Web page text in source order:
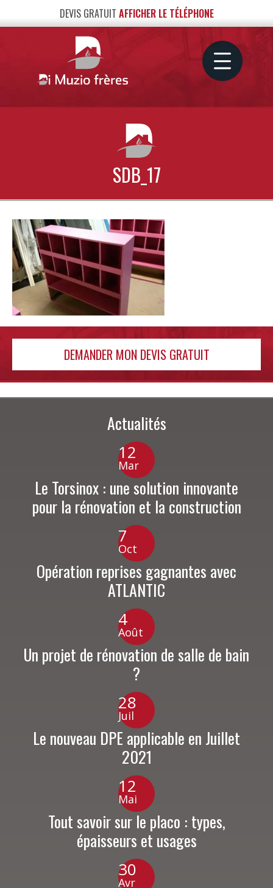
DEVIS GRATUIT AFFICHER LE TÉLÉPHONE
SDB_17
DEMANDER MON DEVIS GRATUIT
Actualités
12
Mar
Le Torsinox : une solution innovante
pour la rénovation et la construction
7
Oct
Opération reprises gagnantes avec
ATLANTIC
4
Août
Un projet de rénovation de salle de bain
?
28
Juil
Le nouveau DPE applicable en Juillet
2021
12
Mai
Tout savoir sur le placo : types,
épaisseurs et usages
30
Avr